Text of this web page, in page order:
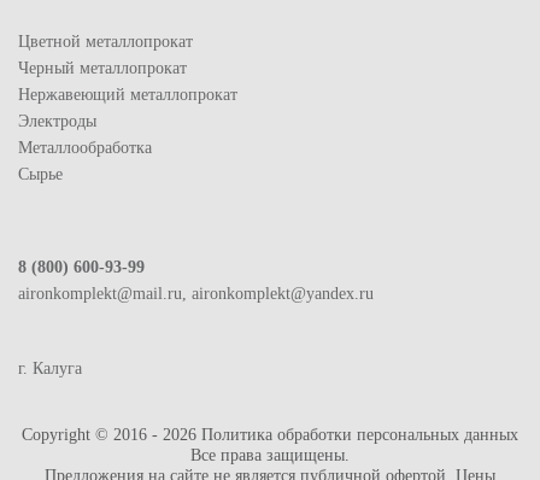
Цветной металлопрокат
Черный металлопрокат
Нержавеющий металлопрокат
Электроды
Металлообработка
Сырье
8 (800) 600-93-99
aironkomplekt@mail.ru, aironkomplekt@yandex.ru
г. Калуга
Copyright © 2016 - 2026 Политика обработки персональных данных
Все права защищены.
Предложения на сайте не является публичной офертой. Цены